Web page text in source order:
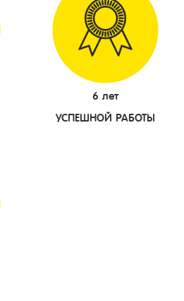
6 лет
УСПЕШНОЙ РАБОТЫ